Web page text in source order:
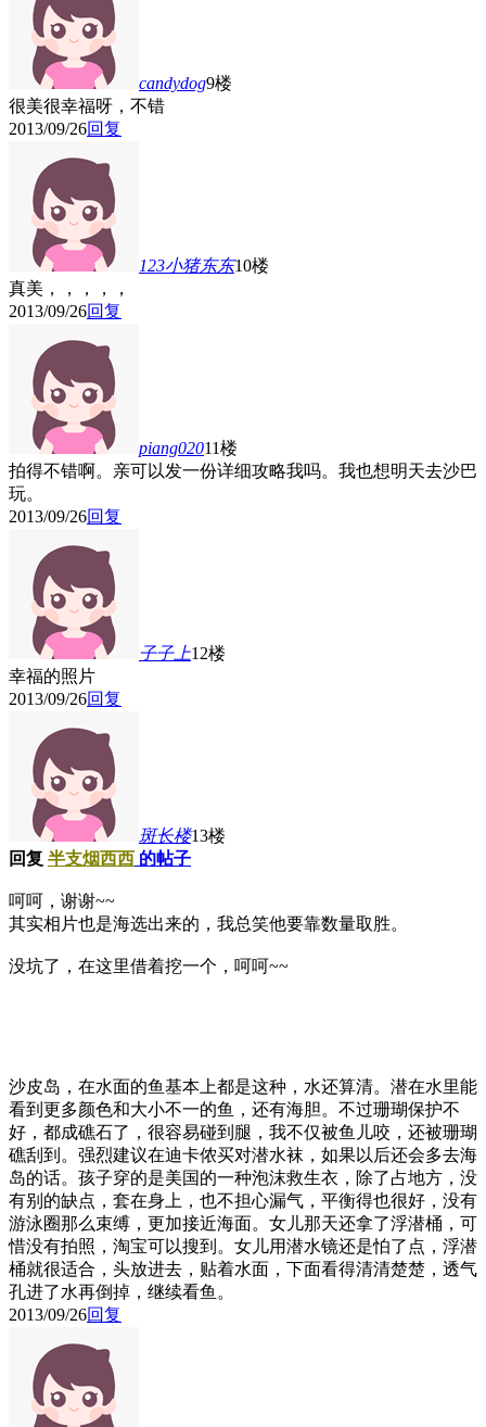
candydog9楼
很美很幸福呀，不错
2013/09/26回复
123小猪东东10楼
真美，，，，，
2013/09/26回复
piang02011楼
拍得不错啊。亲可以发一份详细攻略我吗。我也想明天去沙巴
玩。
2013/09/26回复
子子上12楼
幸福的照片
2013/09/26回复
斑长楼13楼
回复 半支烟西西 的帖子
呵呵，谢谢~~
其实相片也是海选出来的，我总笑他要靠数量取胜。
没坑了，在这里借着挖一个，呵呵~~
沙皮岛，在水面的鱼基本上都是这种，水还算清。潜在水里能
看到更多颜色和大小不一的鱼，还有海胆。不过珊瑚保护不
好，都成礁石了，很容易碰到腿，我不仅被鱼儿咬，还被珊瑚
礁刮到。强烈建议在迪卡侬买对潜水袜，如果以后还会多去海
岛的话。孩子穿的是美国的一种泡沫救生衣，除了占地方，没
有别的缺点，套在身上，也不担心漏气，平衡得也很好，没有
游泳圈那么束缚，更加接近海面。女儿那天还拿了浮潜桶，可
惜没有拍照，淘宝可以搜到。女儿用潜水镜还是怕了点，浮潜
桶就很适合，头放进去，贴着水面，下面看得清清楚楚，透气
孔进了水再倒掉，继续看鱼。
2013/09/26回复